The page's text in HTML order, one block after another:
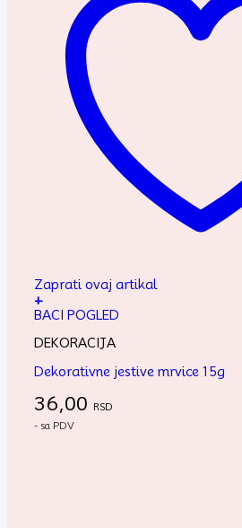
Zaprati ovaj artikal
+
BACI POGLED
DEKORACIJA
Dekorativne jestive mrvice 15g
36,00 RSD
- sa PDV